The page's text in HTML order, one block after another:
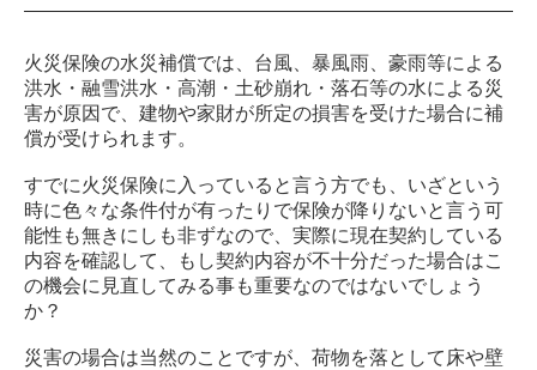
火災保険の水災補償では、台風、暴風雨、豪雨等による
洪水・融雪洪水・高潮・土砂崩れ・落石等の水による災
害が原因で、建物や家財が所定の損害を受けた場合に補
償が受けられます。
すでに火災保険に入っていると言う方でも、いざという
時に色々な条件付が有ったりで保険が降りないと言う可
能性も無きにしも非ずなので、実際に現在契約している
内容を確認して、もし契約内容が不十分だった場合はこ
の機会に見直してみる事も重要なのではないでしょう
か？
災害の場合は当然のことですが、荷物を落として床や壁